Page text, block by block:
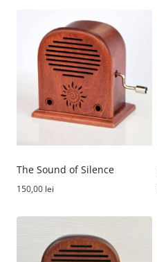
The Sound of Silence
150,00 lei